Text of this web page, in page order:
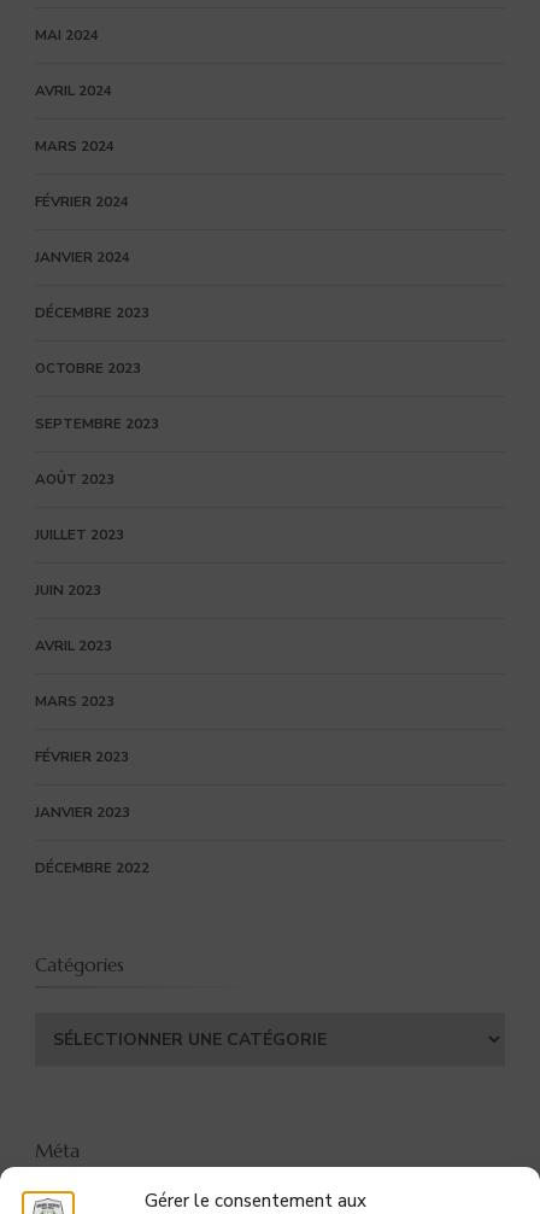
Gérer le consentement aux
MAI 2024
AVRIL 2024
MARS 2024
FÉVRIER 2024
JANVIER 2024
DÉCEMBRE 2023
OCTOBRE 2023
SEPTEMBRE 2023
AOÛT 2023
JUILLET 2023
JUIN 2023
AVRIL 2023
MARS 2023
FÉVRIER 2023
JANVIER 2023
DÉCEMBRE 2022
Catégories
Catégories
Méta